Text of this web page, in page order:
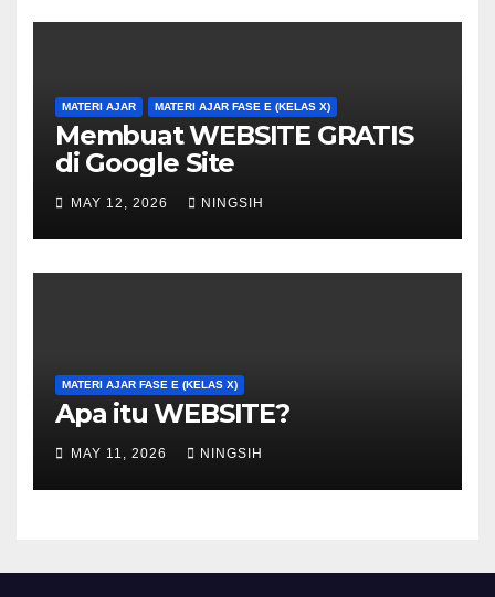
MATERI AJAR MATERI AJAR FASE E (KELAS X)
Membuat WEBSITE GRATIS
di Google Site
MAY 12, 2026 NINGSIH
MATERI AJAR FASE E (KELAS X)
Apa itu WEBSITE?
MAY 11, 2026 NINGSIH